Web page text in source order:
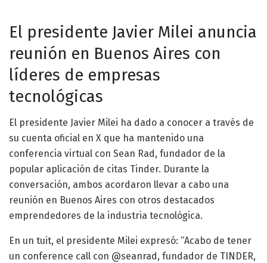
El presidente Javier Milei anuncia
reunión en Buenos Aires con
líderes de empresas
tecnológicas
El presidente Javier Milei ha dado a conocer a través de
su cuenta oficial en X que ha mantenido una
conferencia virtual con Sean Rad, fundador de la
popular aplicación de citas Tinder. Durante la
conversación, ambos acordaron llevar a cabo una
reunión en Buenos Aires con otros destacados
emprendedores de la industria tecnológica.
En un tuit, el presidente Milei expresó: “Acabo de tener
un conference call con @seanrad, fundador de TINDER,